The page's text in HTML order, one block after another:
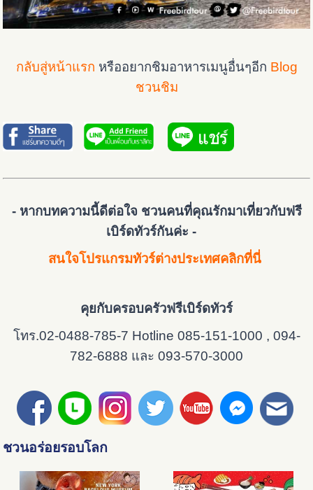
กลับสู่หน้าแรก หรืออยากชิมอาหารเมนูอื่นๆอีก Blog
ชวนชิม
- หากบทความนี้ดีต่อใจ ชวนคนที่คุณรักมาเที่ยวกับฟรี
เบิร์ดทัวร์กันค่ะ -
สนใจโปรแกรมทัวร์ต่างประเทศคลิกที่นี่
คุยกับครอบครัวฟรีเบิร์ดทัวร์
โทร.02-0488-785-7 Hotline 085-151-1000 , 094-
782-6888 และ 093-570-3000
ชวนอร่อยรอบโลก